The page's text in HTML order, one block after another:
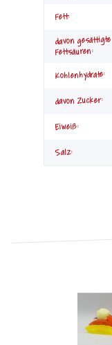
Fett:
davon gesättigte
Fettsäuren:
Kohlenhydrate:
davon Zucker:
Eiweiß:
Salz: